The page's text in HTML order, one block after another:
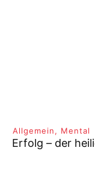
Allgemein, Mental
Erfolg – der